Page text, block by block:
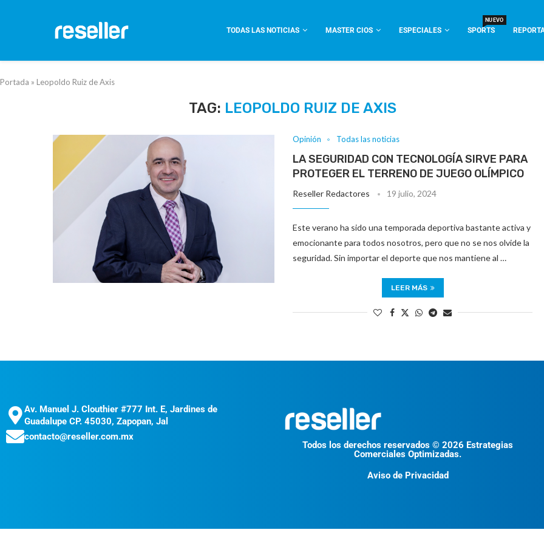
TODAS LAS NOTICIAS MASTER CIOS ESPECIALES SPORTS
NUEVO
Portada » Leopoldo Ruiz de Axis
TAG: LEOPOLDO RUIZ DE AXIS
Opinión Todas las noticias
LA SEGURIDAD CON TECNOLOGÍA SIRVE PARA
PROTEGER EL TERRENO DE JUEGO OLÍMPICO
Reseller Redactores 19 julio, 2024
Este verano ha sido una temporada deportiva bastante activa y
emocionante para todos nosotros, pero que no se nos olvide la
seguridad. Sin importar el deporte que nos mantiene al …
LEER MÁS
Av. Manuel J. Clouthier #777 Int. E, Jardines de
Guadalupe CP. 45030, Zapopan, Jal
contacto@reseller.com.mx
Todos los derechos reservados © 2026 Estrategias
Comerciales Optimizadas.
Aviso de Privacidad